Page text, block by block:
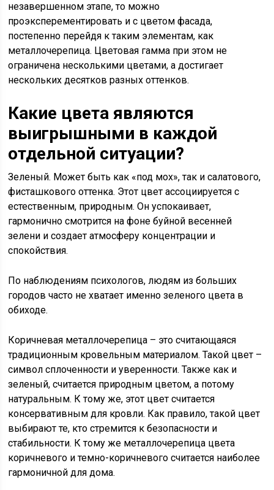
незавершенном этапе, то можно
проэксперементировать и с цветом фасада,
постепенно перейдя к таким элементам, как
металлочерепица. Цветовая гамма при этом не
ограничена несколькими цветами, а достигает
нескольких десятков разных оттенков.
Какие цвета являются
выигрышными в каждой
отдельной ситуации?
Зеленый. Может быть как «под мох», так и салатового,
фисташкового оттенка. Этот цвет ассоциируется с
естественным, природным. Он успокаивает,
гармонично смотрится на фоне буйной весенней
зелени и создает атмосферу концентрации и
спокойствия.
По наблюдениям психологов, людям из больших
городов часто не хватает именно зеленого цвета в
обиходе.
Коричневая металлочерепица – это считающаяся
традиционным кровельным материалом. Такой цвет –
символ сплоченности и уверенности. Также как и
зеленый, считается природным цветом, а потому
натуральным. К тому же, этот цвет считается
консервативным для кровли. Как правило, такой цвет
выбирают те, кто стремится к безопасности и
стабильности. К тому же металлочерепица цвета
коричневого и темно-коричневого считается наиболее
гармоничной для дома.